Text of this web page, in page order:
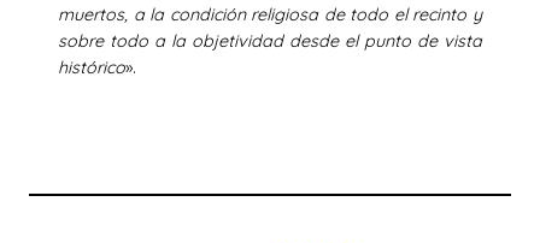
muertos, a la condición religiosa de todo el recinto y
sobre todo a la objetividad desde el punto de vista
histórico».